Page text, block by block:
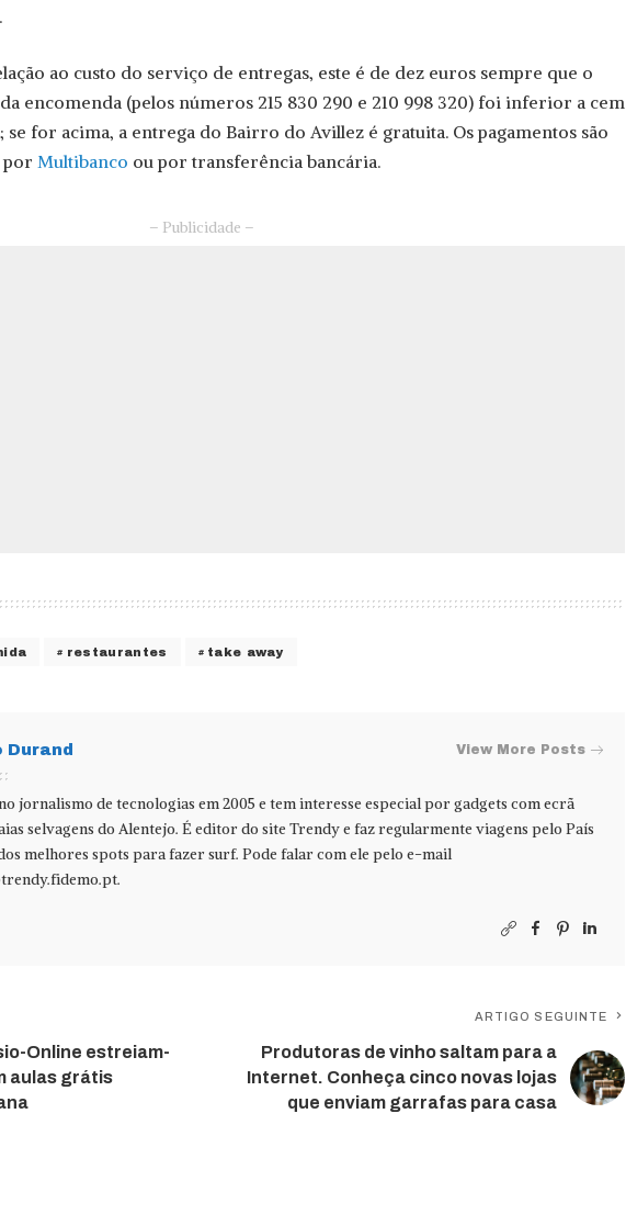
ao custo do serviço de entregas, este é de dez euros sempre que o
encomenda (pelos números 215 830 290 e 210 998 320) foi inferior a cem
se for acima, a entrega do Bairro do Avillez é gratuita. Os pagamentos são
por Multibanco ou por transferência bancária.
– Publicidade –
restaurantes take away
Durand View More Posts
jornalismo de tecnologias em 2005 e tem interesse especial por gadgets com ecrã
selvagens do Alentejo. É editor do site Trendy e faz regularmente viagens pelo País
melhores spots para fazer surf. Pode falar com ele pelo e-mail
.
Online estreiam-
aulas grátis
ARTIGO SEGUINTE
Produtoras de vinho saltam para a
Internet. Conheça cinco novas lojas
que enviam garrafas para casa